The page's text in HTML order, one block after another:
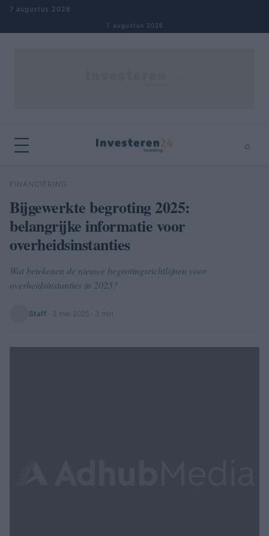
Naar inhoud springen
7 augustus 2026
7 augustus 2026
⌕
Zoeken
FINANCIERING
Bijgewerkte begroting 2025:
belangrijke informatie voor
overheidsinstanties
Wat betekenen de nieuwe begrotingsrichtlijnen voor
overheidsinstanties in 2025?
Staff 3 mei 2025 · 3 min